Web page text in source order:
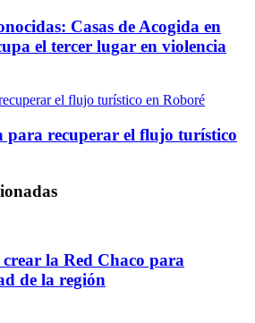
Casas de Acogida en
el tercer lugar en violencia
el flujo turístico en Roboré
para recuperar el flujo turístico
la Red Chaco para
de la región